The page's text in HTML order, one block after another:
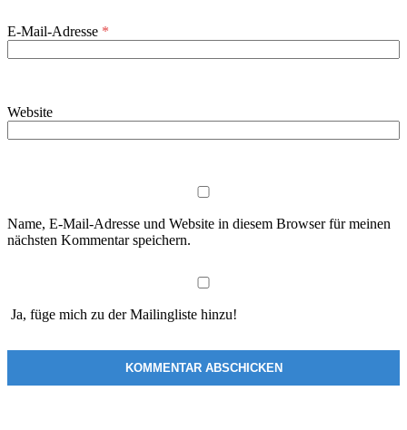
E-Mail-Adresse *
Website
Name, E-Mail-Adresse und Website in diesem Browser für meinen
nächsten Kommentar speichern.
Ja, füge mich zu der Mailingliste hinzu!